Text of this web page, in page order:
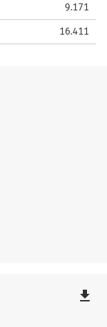
9.171
16.411
file_download